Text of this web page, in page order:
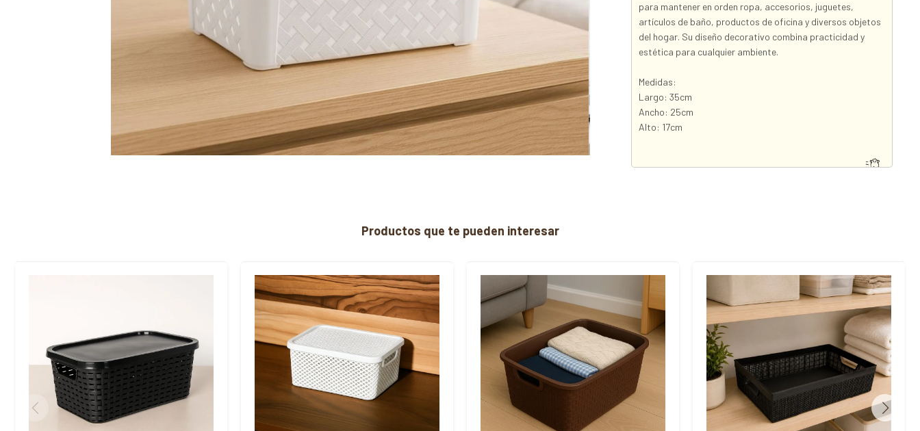
para mantener en orden ropa, accesorios, juguetes,
artículos de baño, productos de oficina y diversos objetos
del hogar. Su diseño decorativo combina practicidad y
estética para cualquier ambiente.
Medidas:
Largo: 35cm
Ancho: 25cm
Alto: 17cm
Productos que te pueden interesar